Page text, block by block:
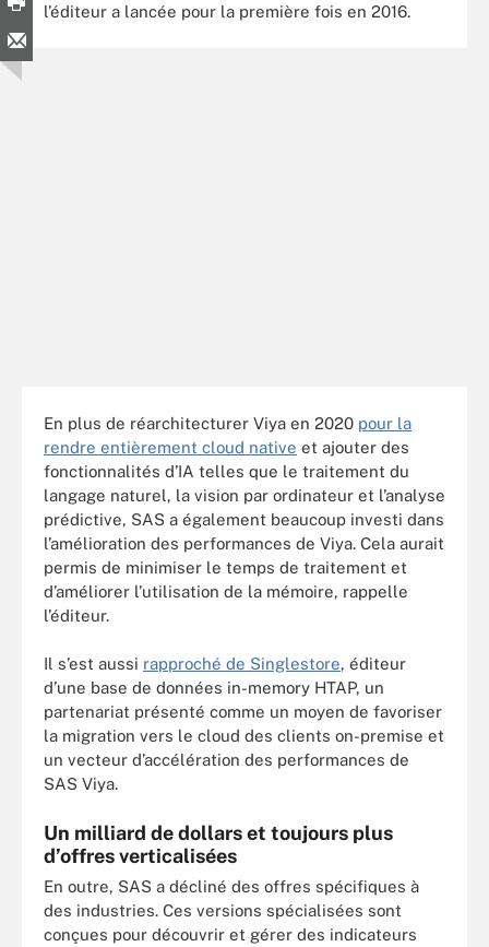
l’éditeur a lancée pour la première fois en 2016.
En plus de réarchitecturer Viya en 2020 pour la
rendre entièrement cloud native et ajouter des
fonctionnalités d’IA telles que le traitement du
langage naturel, la vision par ordinateur et l’analyse
prédictive, SAS a également beaucoup investi dans
l’amélioration des performances de Viya. Cela aurait
permis de minimiser le temps de traitement et
d’améliorer l’utilisation de la mémoire, rappelle
l’éditeur.
Il s’est aussi rapproché de Singlestore, éditeur
d’une base de données in-memory HTAP, un
partenariat présenté comme un moyen de favoriser
la migration vers le cloud des clients on-premise et
un vecteur d’accélération des performances de
SAS Viya.
Un milliard de dollars et toujours plus
d’offres verticalisées
En outre, SAS a décliné des offres spécifiques à
des industries. Ces versions spécialisées sont
conçues pour découvrir et gérer des indicateurs